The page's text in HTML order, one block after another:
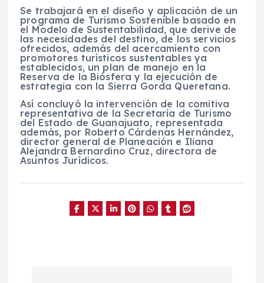
Se trabajará en el diseño y aplicación de un
programa de Turismo Sostenible basado en
el Modelo de Sustentabilidad, que derive de
las necesidades del destino, de los servicios
ofrecidos, además del acercamiento con
promotores turísticos sustentables ya
establecidos, un plan de manejo en la
Reserva de la Biósfera y la ejecución de
estrategia con la Sierra Gorda Queretana.
Así concluyó la intervención de la comitiva
representativa de la Secretaría de Turismo
del Estado de Guanajuato, representada
además, por Roberto Cárdenas Hernández,
director general de Planeación e Iliana
Alejandra Bernardino Cruz, directora de
Asuntos Jurídicos.